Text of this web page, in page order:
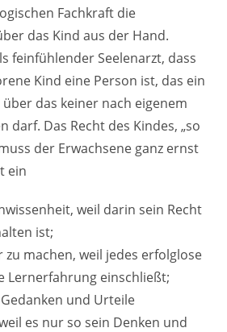
Fachkraft die
das Kind aus der Hand.
feinfühlender Seelenarzt, dass
Kind eine Person ist, das ein
das keiner nach eigenem
darf. Das Recht des Kindes, „so
der Erwachsene ganz ernst
ein
weil darin sein Recht
ist;
zu machen, weil jedes erfolglose
Lernerfahrung einschließt;
und Urteile
es nur so sein Denken und